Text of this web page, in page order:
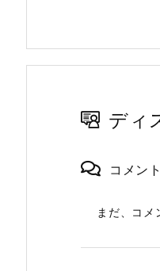
ディ
コメン
まだ、コメ